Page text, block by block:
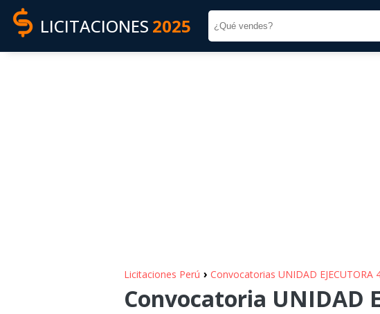
LICITACIONES 2025
Licitaciones Perú › Convocatorias UNIDAD EJECUTORA
Convocatoria UNIDAD